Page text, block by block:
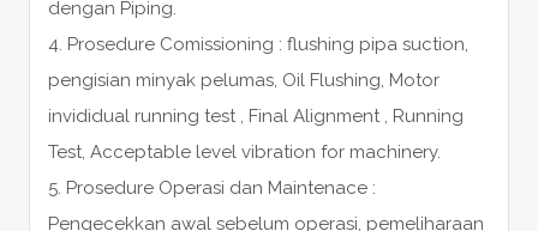
dengan Piping.
4. Prosedure Comissioning : flushing pipa suction,
pengisian minyak pelumas, Oil Flushing, Motor
invididual running test , Final Alignment , Running
Test, Acceptable level vibration for machinery.
5. Prosedure Operasi dan Maintenace :
Pengecekkan awal sebelum operasi, pemeliharaan